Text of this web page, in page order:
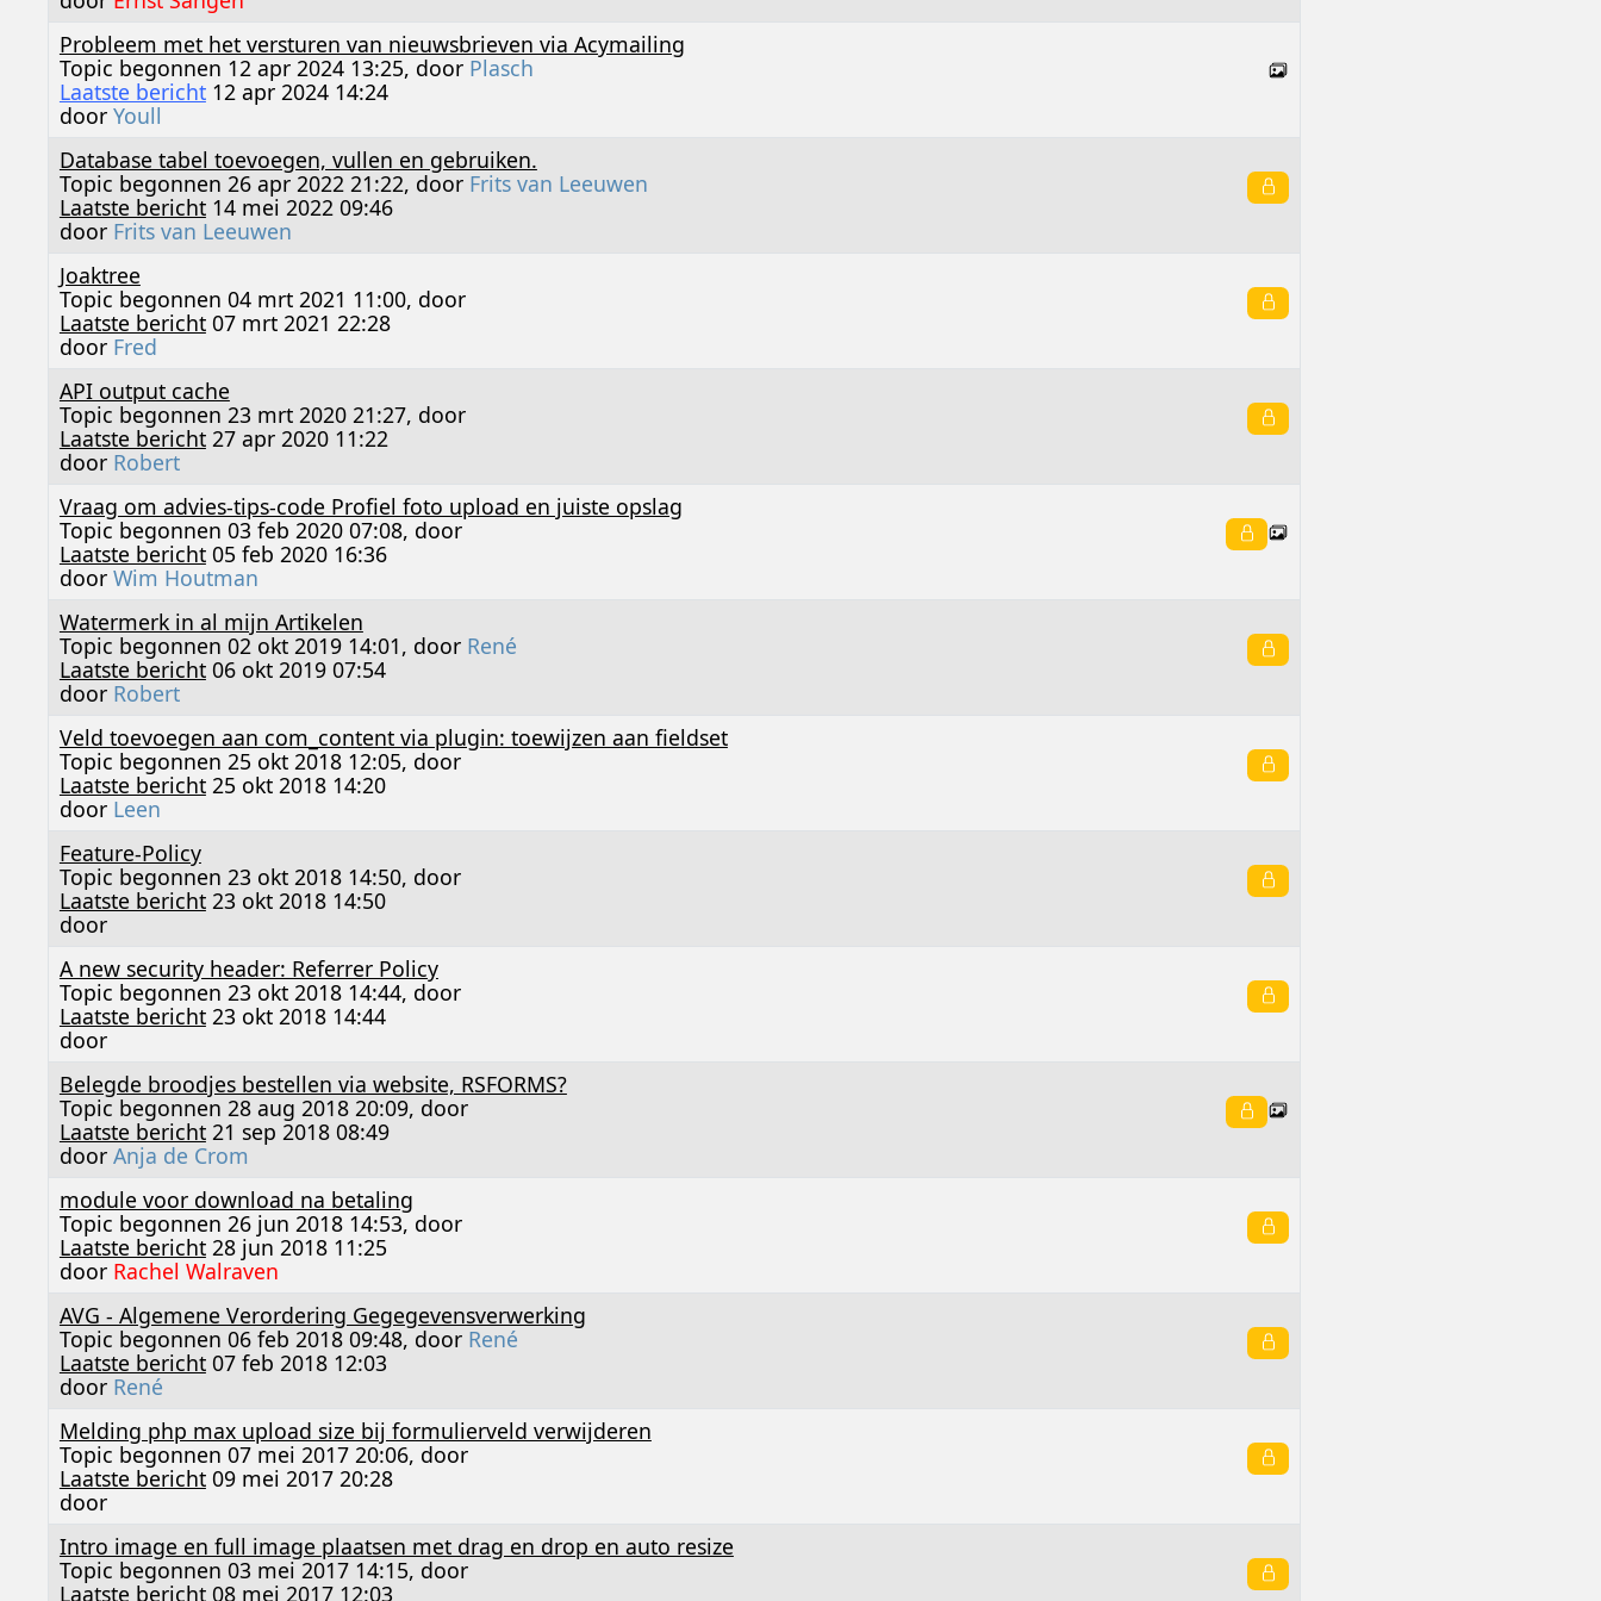
Probleem met het versturen van nieuwsbrieven via Acymailing
Topic begonnen 12 apr 2024 13:25, door Plasch
Laatste bericht12 apr 2024 14:24
door Youll
Database tabel toevoegen, vullen en gebruiken.
Topic begonnen 26 apr 2022 21:22, door Frits van Leeuwen
Laatste bericht14 mei 2022 09:46
door Frits van Leeuwen
Joaktree
Topic begonnen 04 mrt 2021 11:00, door
Laatste bericht07 mrt 2021 22:28
door Fred
API output cache
Topic begonnen 23 mrt 2020 21:27, door
Laatste bericht27 apr 2020 11:22
door Robert
Vraag om advies-tips-code Profiel foto upload en juiste opslag
Topic begonnen 03 feb 2020 07:08, door
Laatste bericht05 feb 2020 16:36
door Wim Houtman
Watermerk in al mijn Artikelen
Topic begonnen 02 okt 2019 14:01, door René
Laatste bericht06 okt 2019 07:54
door Robert
Veld toevoegen aan com_content via plugin: toewijzen aan fieldset
Topic begonnen 25 okt 2018 12:05, door
Laatste bericht25 okt 2018 14:20
door Leen
Feature-Policy
Topic begonnen 23 okt 2018 14:50, door
Laatste bericht23 okt 2018 14:50
door
A new security header: Referrer Policy
Topic begonnen 23 okt 2018 14:44, door
Laatste bericht23 okt 2018 14:44
door
Belegde broodjes bestellen via website, RSFORMS?
Topic begonnen 28 aug 2018 20:09, door
Laatste bericht21 sep 2018 08:49
door Anja de Crom
module voor download na betaling
Topic begonnen 26 jun 2018 14:53, door
Laatste bericht28 jun 2018 11:25
door Rachel Walraven
AVG - Algemene Verordering Gegegevensverwerking
Topic begonnen 06 feb 2018 09:48, door René
Laatste bericht07 feb 2018 12:03
door René
Melding php max upload size bij formulierveld verwijderen
Topic begonnen 07 mei 2017 20:06, door
Laatste bericht09 mei 2017 20:28
door
Intro image en full image plaatsen met drag en drop en auto resize
Topic begonnen 03 mei 2017 14:15, door
Laatste bericht08 mei 2017 12:03